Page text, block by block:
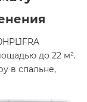
до 22 м².
в спальне,